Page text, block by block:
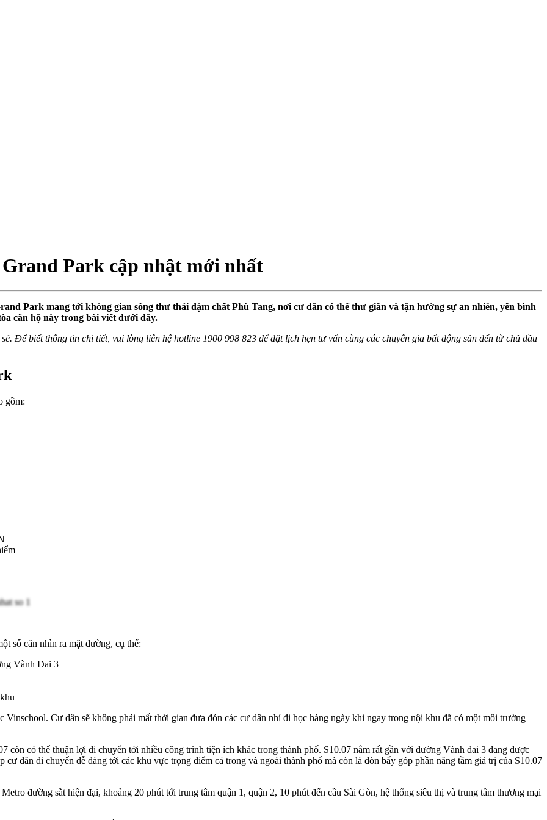
Park cập nhật mới nhất
Park mang tới không gian sống thư thái đậm chất Phù Tang, nơi cư dân có thể thư giãn và tận hưởng sự an nhiên, yên bình
căn hộ này trong bài viết dưới đây.
Để biết thông tin chi tiết, vui lòng liên hệ hotline 1900 998 823 để đặt lịch hẹn tư vấn cùng các chuyên gia bất động sản đến từ chủ đầu
gồm:
số căn nhìn ra mặt đường, cụ thể:
Vành Đai 3
Cư dân sẽ không phải mất thời gian đưa đón các cư dân nhí đi học hàng ngày khi ngay trong nội khu đã có một môi trường
còn có thể thuận lợi di chuyển tới nhiều công trình tiện ích khác trong thành phố. S10.07 nằm rất gần với đường Vành đai 3 đang được
dân di chuyển dễ dàng tới các khu vực trọng điểm cả trong và ngoài thành phố mà còn là đòn bẩy góp phần nâng tầm giá trị của S10.07
đường sắt hiện đại, khoảng 20 phút tới trung tâm quận 1, quận 2, 10 phút đến cầu Sài Gòn, hệ thống siêu thị và trung tâm thương mại